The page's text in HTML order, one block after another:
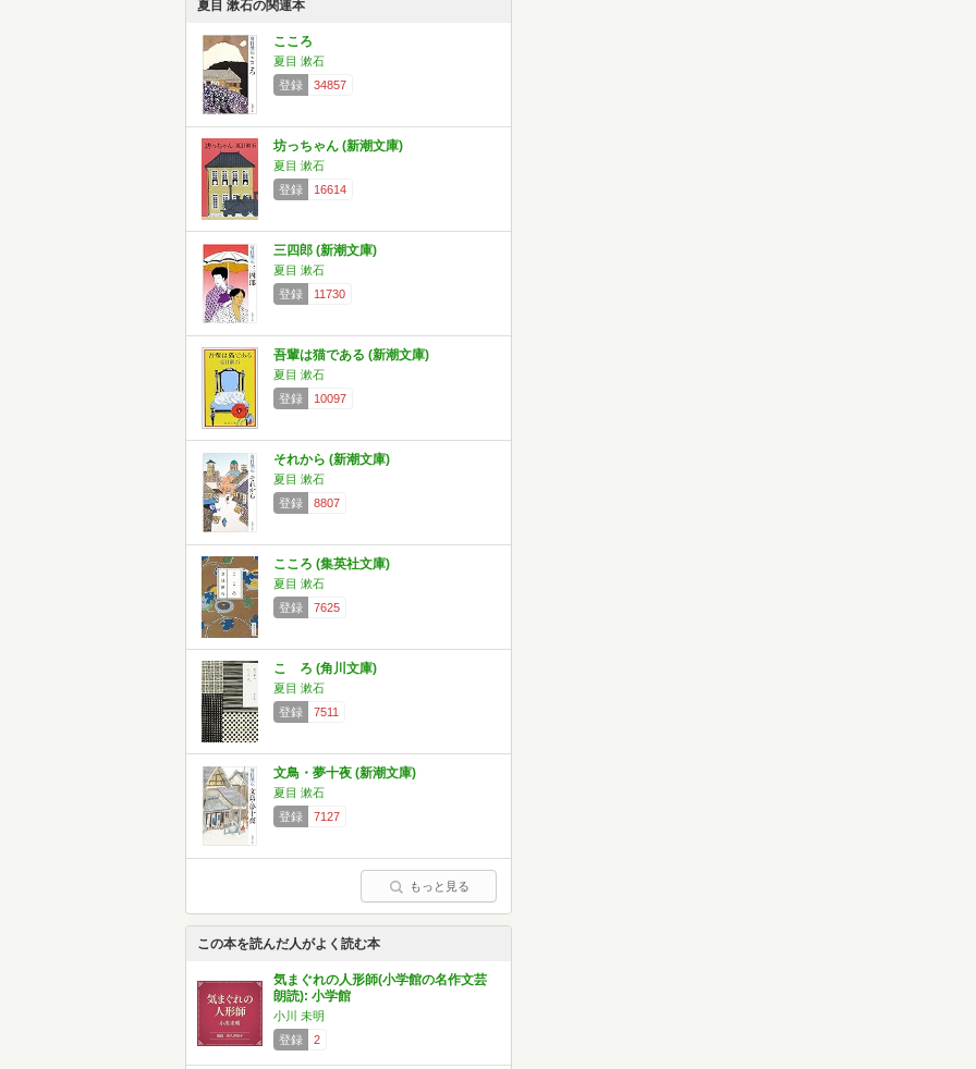
夏目 漱石の関連本
こころ
夏目 漱石
登録
34857
坊っちゃん (新潮文庫)
夏目 漱石
登録
16614
三四郎 (新潮文庫)
夏目 漱石
登録
11730
吾輩は猫である (新潮文庫)
夏目 漱石
登録
10097
それから (新潮文庫)
夏目 漱石
登録
8807
こころ (集英社文庫)
夏目 漱石
登録
7625
こゝろ (角川文庫)
夏目 漱石
登録
7511
文鳥・夢十夜 (新潮文庫)
夏目 漱石
登録
7127
もっと見る
この本を読んだ人がよく読む本
気まぐれの人形師(小学館の名作文芸
朗読): 小学館
小川 未明
登録
2